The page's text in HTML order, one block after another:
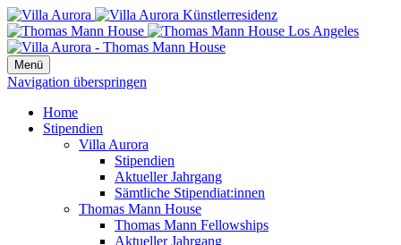
Menü
Navigation überspringen
Home
Stipendien
Villa Aurora
Stipendien
Aktueller Jahrgang
Sämtliche Stipendiat:innen
Thomas Mann House
Thomas Mann Fellowships
Aktueller Jahrgang